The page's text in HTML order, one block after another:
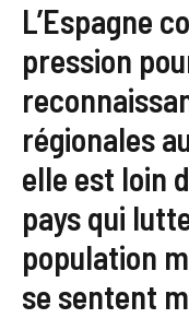
L’Espagne
pression
régionales
elle est loin
pays qui
population
se sentent